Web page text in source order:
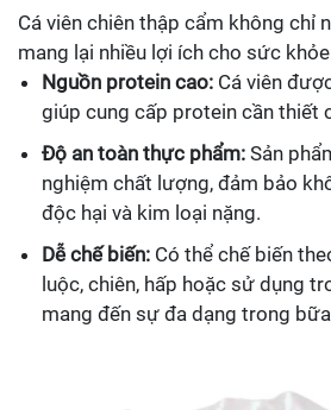
Cá viên chiên thập cẩm không chỉ
mang lại nhiều lợi ích cho sức
Nguồn protein cao: Cá viên
giúp cung cấp protein cần thiết
Độ an toàn thực phẩm: Sản
nghiệm chất lượng, đảm bảo
độc hại và kim loại nặng.
Dễ chế biến: Có thể chế biến
luộc, chiên, hấp hoặc sử dụng
mang đến sự đa dạng trong